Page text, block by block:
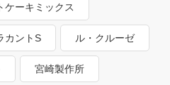
ケーキミックス
カントS ル・クルーゼ
宮崎製作所